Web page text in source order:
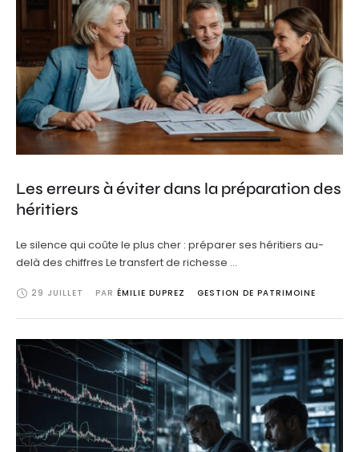
Les erreurs à éviter dans la préparation des
héritiers
Le silence qui coûte le plus cher : préparer ses héritiers au-
delà des chiffres Le transfert de richesse …
29 JUILLET PAR ÉMILIE DUPREZ GESTION DE PATRIMOINE